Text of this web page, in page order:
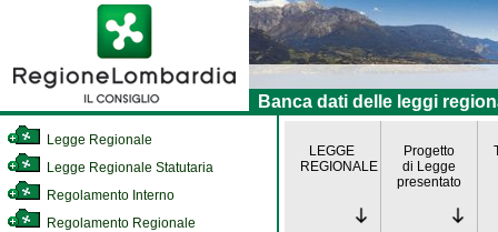
Banca dati delle leggi
Legge Regionale
Legge Regionale Statutaria
Regolamento Interno
Regolamento Regionale
LEGGE
REGIONALE
Progetto
di Legge
presentato